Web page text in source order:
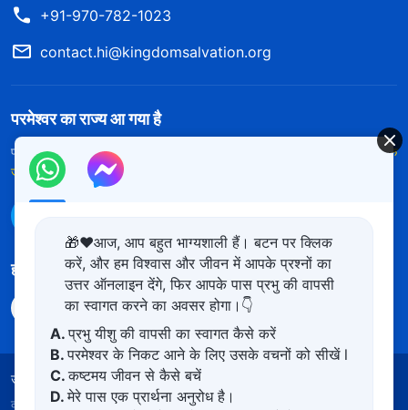
+91-970-782-1023
contact.hi@kingdomsalvation.org
परमेश्वर का राज्य आ गया है
परमेश्वर का राज्य पृथ्वी पर आ गया है! क्या आप इसमें प्रवेश करना चाहते हैं?
और अधिक
जानें
हमारा अनुसरण करें
उपयोग की शर्तें गोपनीयता नीत साभार
कॉपीराइट © 2026 सर्वशक्तिमान परमेश्वर की कलीसिया।
🎁❤️आज, आप बहुत भाग्यशाली हैं। बटन पर क्लिक
करें, और हम विश्वास और जीवन में आपके प्रश्नों का
उत्तर ऑनलाइन देंगे, फिर आपके पास प्रभु की वापसी
का स्वागत करने का अवसर होगा।👇
A.प्रभु यीशु की वापसी का स्वागत कैसे करें
B.परमेश्वर के निकट आने के लिए उसके वचनों को सीखें l
C.कष्टमय जीवन से कैसे बचें
D.मेरे पास एक प्रार्थना अनुरोध है।